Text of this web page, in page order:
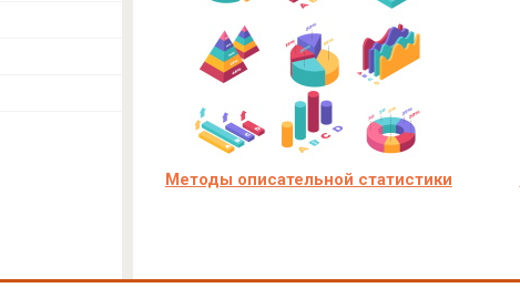
Методы описательной статистики